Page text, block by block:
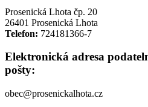
Prosenická Lhota čp. 20
26401 Prosenická Lhota
Telefon: 724181366-7
Elektronická adresa
pošty:
obec@prosenickalhota.cz